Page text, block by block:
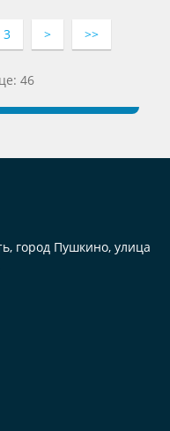
3 > >>
46
город Пушкино, улица